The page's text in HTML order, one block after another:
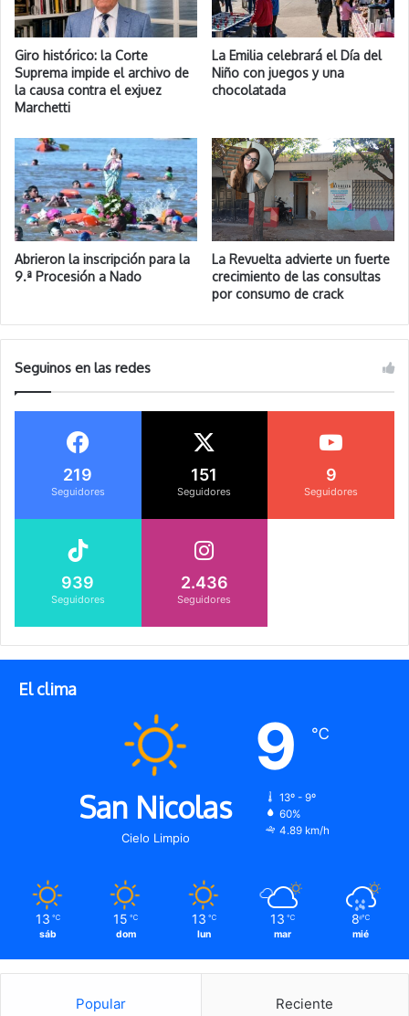
Giro histórico: la Corte
Suprema impide el archivo de
la causa contra el exjuez
Marchetti
La Emilia celebrará el Día del
Niño con juegos y una
chocolatada
Abrieron la inscripción para la
9.ª Procesión a Nado
La Revuelta advierte un fuerte
crecimiento de las consultas
por consumo de crack
Seguinos en las redes
219
Seguidores
151
Seguidores
9
Seguidores
939
Seguidores
2.436
Seguidores
El clima
San Nicolas
Cielo Limpio
9 ℃
13º - 9º
60%
4.89 km/h
13 ℃
sáb
15 ℃
dom
13 ℃
lun
13 ℃
mar
8 ℃
mié
Popular Reciente